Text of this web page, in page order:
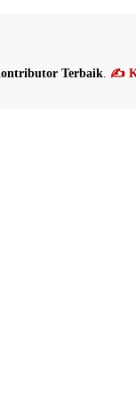
Terbaik ✍️